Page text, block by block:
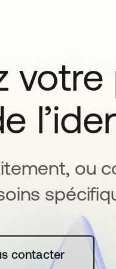
ou
onglet
contacter